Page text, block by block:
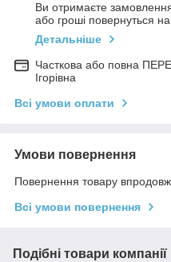
Ви отримаєте
або гроші повернуться
Детальніше
Часткова або повна
Ігорівна
Всі умови оплати
Умови повернення
Повернення товару
Всі умови повернення
Подібні товари компанії